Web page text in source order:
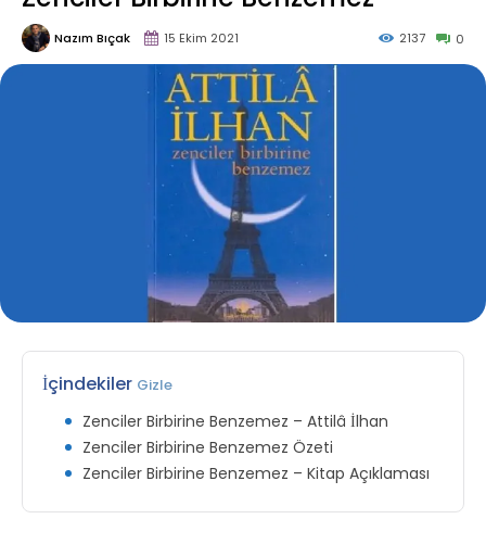
Nazım Bıçak 15 Ekim 2021 0
2137
İçindekiler Gizle
Zenciler Birbirine Benzemez – Attilâ İlhan
Zenciler Birbirine Benzemez Özeti
Zenciler Birbirine Benzemez – Kitap Açıklaması